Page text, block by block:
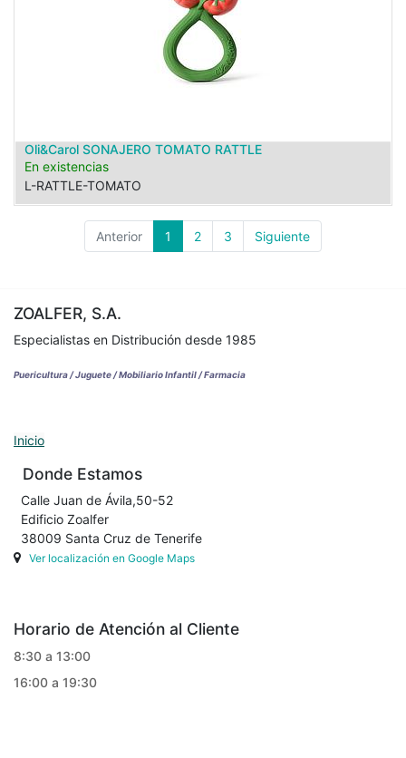
Oli&Carol SONAJERO TOMATO RATTLE
En existencias
L-RATTLE-TOMATO
Anterior 1 2 3 Siguiente
ZOALFER, S.A.
Especialistas en Distribución desde 1985
Puericultura / Juguete / Mobiliario Infantil / Farmacia
Inicio
Donde Estamos
Calle Juan de Ávila,50-52
Edificio Zoalfer
38009 Santa Cruz de Tenerife
Ver localización en Google Maps
Horario de Atención al Cliente
8:30 a 13:00
16:00 a 19:30